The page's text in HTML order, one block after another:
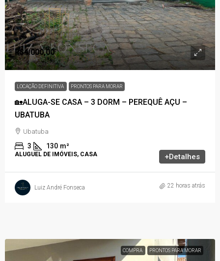
R$4.000,00
LOCAÇÃO DEFINITIVA PRONTOS PARA MORAR
🏡ALUGA-SE CASA – 3 DORM – PEREQUÊ AÇU –
UBATUBA
Ubatuba
3 130 m²
ALUGUEL DE IMÓVEIS, CASA +Detalhes
Luiz André Fonseca 22 horas atrás
COMPRA PRONTOS PARA MORAR